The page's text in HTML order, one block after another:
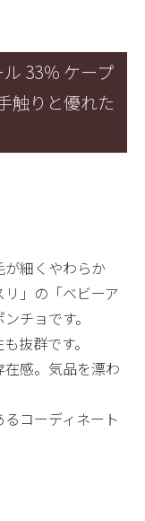
33％ ケープ
触りと優れた
細くやわらか
」の「ベビーア
チョです。
抜群です。
感。気品を漂わ
コーディネート